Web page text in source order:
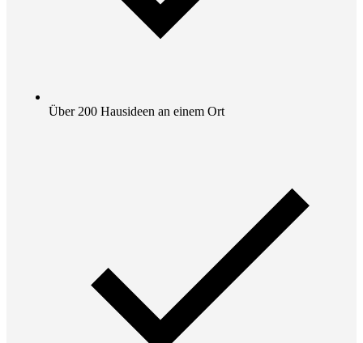
Über 200 Hausideen an einem Ort